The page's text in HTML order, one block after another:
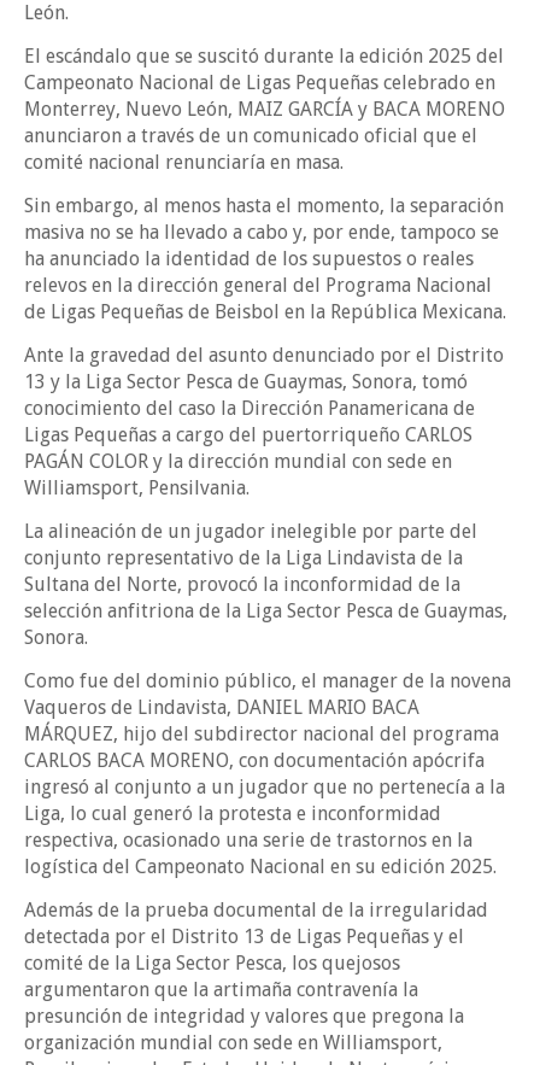
León.
El escándalo que se suscitó durante la edición 2025 del
Campeonato Nacional de Ligas Pequeñas celebrado en
Monterrey, Nuevo León, MAIZ GARCÍA y BACA MORENO
anunciaron a través de un comunicado oficial que el
comité nacional renunciaría en masa.
Sin embargo, al menos hasta el momento, la separación
masiva no se ha llevado a cabo y, por ende, tampoco se
ha anunciado la identidad de los supuestos o reales
relevos en la dirección general del Programa Nacional
de Ligas Pequeñas de Beisbol en la República Mexicana.
Ante la gravedad del asunto denunciado por el Distrito
13 y la Liga Sector Pesca de Guaymas, Sonora, tomó
conocimiento del caso la Dirección Panamericana de
Ligas Pequeñas a cargo del puertorriqueño CARLOS
PAGÁN COLOR y la dirección mundial con sede en
Williamsport, Pensilvania.
La alineación de un jugador inelegible por parte del
conjunto representativo de la Liga Lindavista de la
Sultana del Norte, provocó la inconformidad de la
selección anfitriona de la Liga Sector Pesca de Guaymas,
Sonora.
Como fue del dominio público, el manager de la novena
Vaqueros de Lindavista, DANIEL MARIO BACA
MÁRQUEZ, hijo del subdirector nacional del programa
CARLOS BACA MORENO, con documentación apócrifa
ingresó al conjunto a un jugador que no pertenecía a la
Liga, lo cual generó la protesta e inconformidad
respectiva, ocasionado una serie de trastornos en la
logística del Campeonato Nacional en su edición 2025.
Además de la prueba documental de la irregularidad
detectada por el Distrito 13 de Ligas Pequeñas y el
comité de la Liga Sector Pesca, los quejosos
argumentaron que la artimaña contravenía la
presunción de integridad y valores que pregona la
organización mundial con sede en Williamsport,